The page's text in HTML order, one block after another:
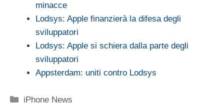
minacce
Lodsys: Apple finanzierà la difesa degli
sviluppatori
Lodsys: Apple si schiera dalla parte degli
sviluppatori
Appsterdam: uniti contro Lodsys
Categorie
iPhone News